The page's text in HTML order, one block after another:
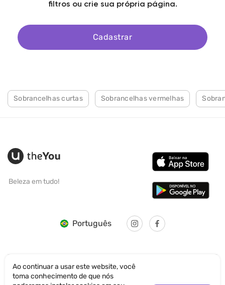
filtros ou crie sua própria página.
Cadastrar
Sobrancelhas curtas Sobrancelhas vermelhas
Beleza em tudo!
Português
© SANTICUM INTERNATIONAL LTD
Ao continuar a usar este website, você
toma conhecimento de que nós